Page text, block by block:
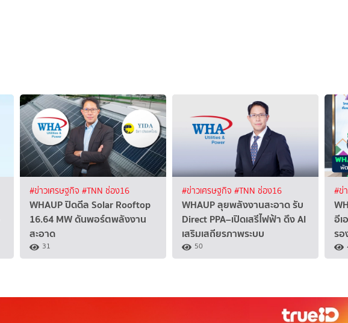
#ข่าวเศรษฐกิจ #TNN ช่อง16
WHAUP ปิดดีล Solar Rooftop
16.64 MW ดันพอร์ตพลังงาน
สะอาด
31
#ข่าวเศรษฐกิจ #TNN ช่อง16
WHAUP ลุยพลังงานสะอาด รับ
Direct PPA–เปิดเสรีไฟฟ้า ดึง AI
เสริมเสถียรภาพระบบ
50
#ข่
อี
รอ